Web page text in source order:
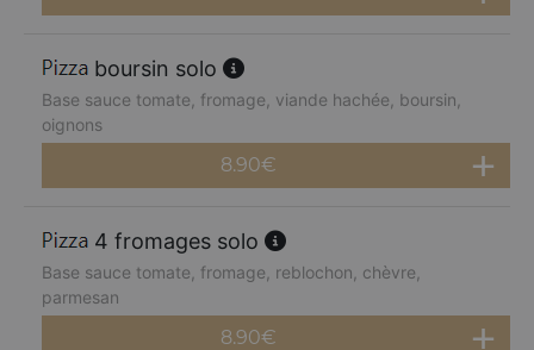
boursin solo
Base sauce tomate, fromage, viande hachée, boursin,
oignons
8.90€
4 fromages solo
Base sauce tomate, fromage, reblochon, chèvre,
parmesan
8.90€